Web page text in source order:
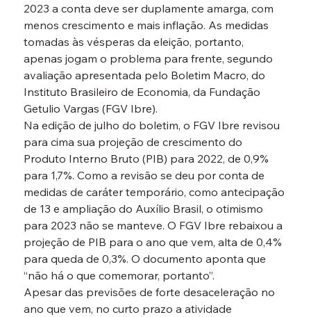
2023 a conta deve ser duplamente amarga, com
menos crescimento e mais inflação. As medidas
tomadas às vésperas da eleição, portanto,
apenas jogam o problema para frente, segundo
avaliação apresentada pelo Boletim Macro, do
Instituto Brasileiro de Economia, da Fundação
Getulio Vargas (FGV Ibre).
Na edição de julho do boletim, o FGV Ibre revisou
para cima sua projeção de crescimento do
Produto Interno Bruto (PIB) para 2022, de 0,9%
para 1,7%. Como a revisão se deu por conta de
medidas de caráter temporário, como antecipação
de 13 e ampliação do Auxílio Brasil, o otimismo
para 2023 não se manteve. O FGV Ibre rebaixou a
projeção de PIB para o ano que vem, alta de 0,4%
para queda de 0,3%. O documento aponta que
“não há o que comemorar, portanto”.
Apesar das previsões de forte desaceleração no
ano que vem, no curto prazo a atividade